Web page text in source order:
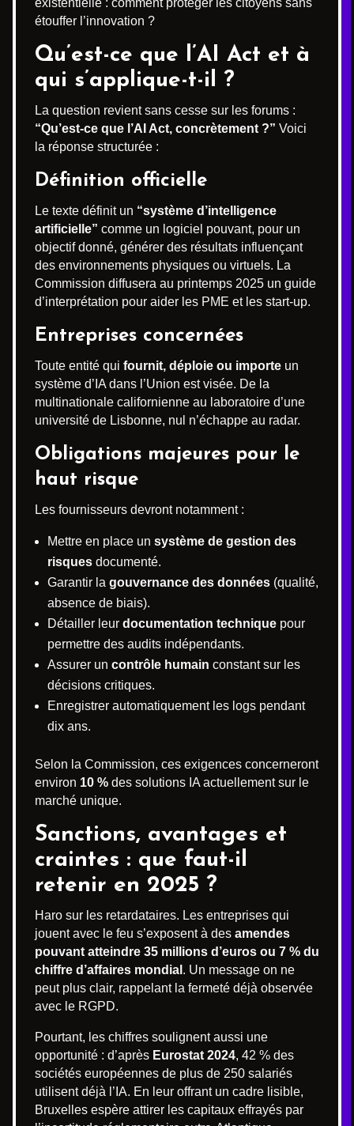
existentielle : comment protéger les citoyens sans
étouffer l’innovation ?
Qu’est-ce que l’AI Act et à
qui s’applique-t-il ?
La question revient sans cesse sur les forums :
“Qu’est-ce que l’AI Act, concrètement ?” Voici
la réponse structurée :
Définition officielle
Le texte définit un “système d’intelligence
artificielle” comme un logiciel pouvant, pour un
objectif donné, générer des résultats influençant
des environnements physiques ou virtuels. La
Commission diffusera au printemps 2025 un guide
d’interprétation pour aider les PME et les start-up.
Entreprises concernées
Toute entité qui fournit, déploie ou importe un
système d’IA dans l’Union est visée. De la
multinationale californienne au laboratoire d’une
université de Lisbonne, nul n’échappe au radar.
Obligations majeures pour le
haut risque
Les fournisseurs devront notamment :
Mettre en place un système de gestion des
risques documenté.
Garantir la gouvernance des données (qualité,
absence de biais).
Détailler leur documentation technique pour
permettre des audits indépendants.
Assurer un contrôle humain constant sur les
décisions critiques.
Enregistrer automatiquement les logs pendant
dix ans.
Selon la Commission, ces exigences concerneront
environ 10 % des solutions IA actuellement sur le
marché unique.
Sanctions, avantages et
craintes : que faut-il
retenir en 2025 ?
Haro sur les retardataires. Les entreprises qui
jouent avec le feu s’exposent à des amendes
pouvant atteindre 35 millions d’euros ou 7 % du
chiffre d’affaires mondial . Un message on ne
peut plus clair, rappelant la fermeté déjà observée
avec le RGPD.
Pourtant, les chiffres soulignent aussi une
opportunité : d’après Eurostat 2024, 42 % des
sociétés européennes de plus de 250 salariés
utilisent déjà l’IA. En leur offrant un cadre lisible,
Bruxelles espère attirer les capitaux effrayés par